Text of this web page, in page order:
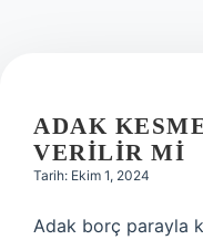
ADAK
VERILIR MI
Tarih: Ekim 1, 2024
Adak borç parayla